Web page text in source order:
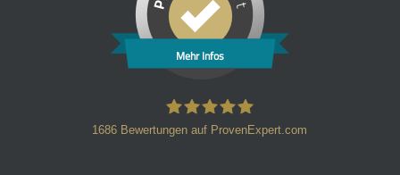
Mehr Infos
1686 Bewertungen auf ProvenExpert.com